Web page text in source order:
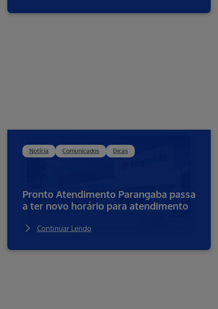
Notícia Comunicados Dicas
Pronto Atendimento Parangaba passa
a ter novo horário para atendimento
Continuar Lendo